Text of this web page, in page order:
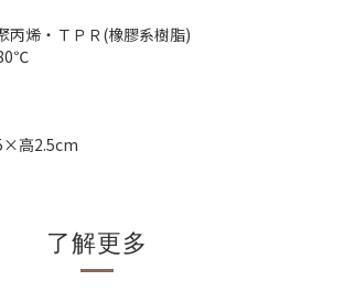
丙烯・ＴＰＲ(橡膠系樹脂)
高2.5cm
了解更多